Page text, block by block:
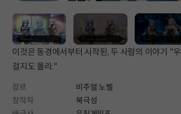
이것은 동경에서부터 시작된, 두 사람의 이야기 "우린, 운명처럼 만난
걸지도 몰라."
장르
비주얼 노벨
창작자
북극성